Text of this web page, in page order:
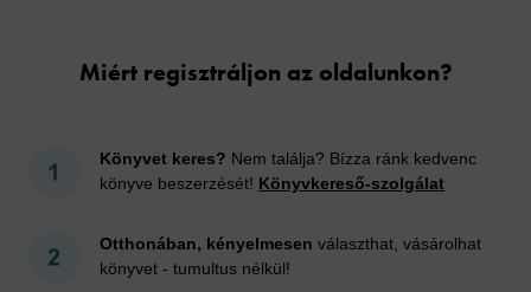
Miért regisztráljon az oldalunkon?
Könyvet keres? Nem találja? Bízza ránk kedvenc
könyve beszerzését! Könyvkereső-szolgálat
Otthonában, kényelmesen választhat, vásárolhat
könyvet - tumultus nélkül!